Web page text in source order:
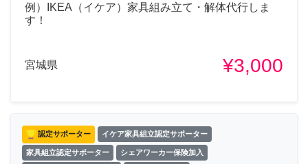
例）IKEA（イケア）家具組み立て・解体代行しま
す！
宮城県 ¥3,000
認定サポーター イケア家具組立認定サポーター
家具組立認定サポーター シェアワーカー保険加入